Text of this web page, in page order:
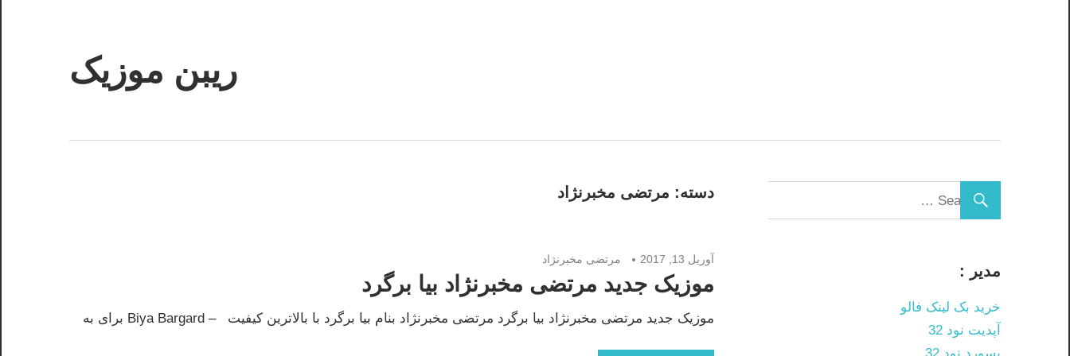
ریبن موزیک
دسته: مرتضی مخبرنژاد
آوریل 13, 2017 مرتضی مخبرنژاد
موزیک جدید مرتضی مخبرنژاد بیا برگرد
موزیک جدید مرتضی مخبرنژاد بیا برگرد مرتضی مخبرنژاد بنام بیا برگرد با بالاترین کیفیت – Biya Bargard برای به
مدیر :
خرید بک لینک فالو
آپدیت نود 32